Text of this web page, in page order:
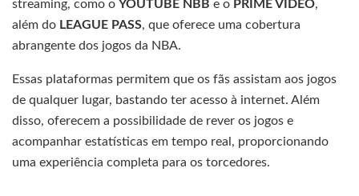
streaming, como o YOUTUBE NBB e o PRIME VIDEO,
além do LEAGUE PASS, que oferece uma cobertura
abrangente dos jogos da NBA.
Essas plataformas permitem que os fãs assistam aos jogos
de qualquer lugar, bastando ter acesso à internet. Além
disso, oferecem a possibilidade de rever os jogos e
acompanhar estatísticas em tempo real, proporcionando
uma experiência completa para os torcedores.